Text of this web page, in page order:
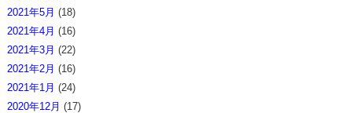
2021年5月 (18)
2021年4月 (16)
2021年3月 (22)
2021年2月 (16)
2021年1月 (24)
2020年12月 (17)